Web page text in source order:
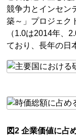
競争力とインセン
築～」プロジェク
（1.0は2014年、
ており、長年の日
図2 企業価値に占